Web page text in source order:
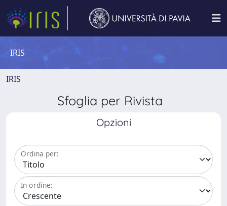
IRIS
IRIS
Sfoglia per Rivista
Opzioni
Ordina per:
In ordine: